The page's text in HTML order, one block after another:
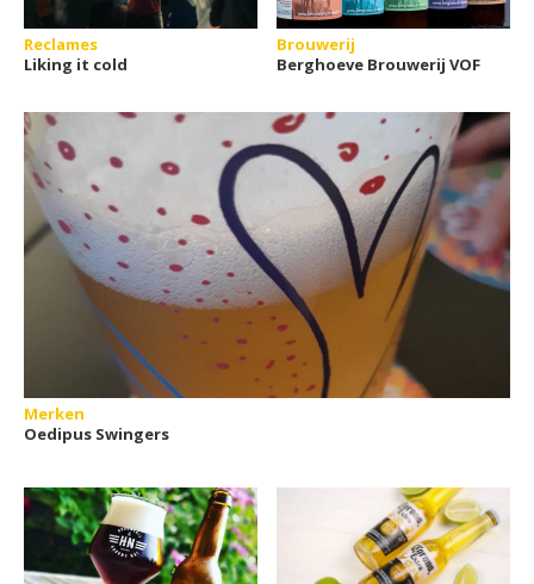
Reclames
Liking it cold
Brouwerij
Berghoeve Brouwerij VOF
Merken
Oedipus Swingers